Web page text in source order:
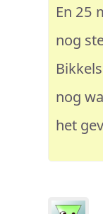
En 25
nog
nog
het